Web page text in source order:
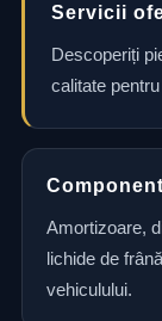
Servicii
Descoperiți
calitate
Amortizoare,
lichide de
vehiculului.